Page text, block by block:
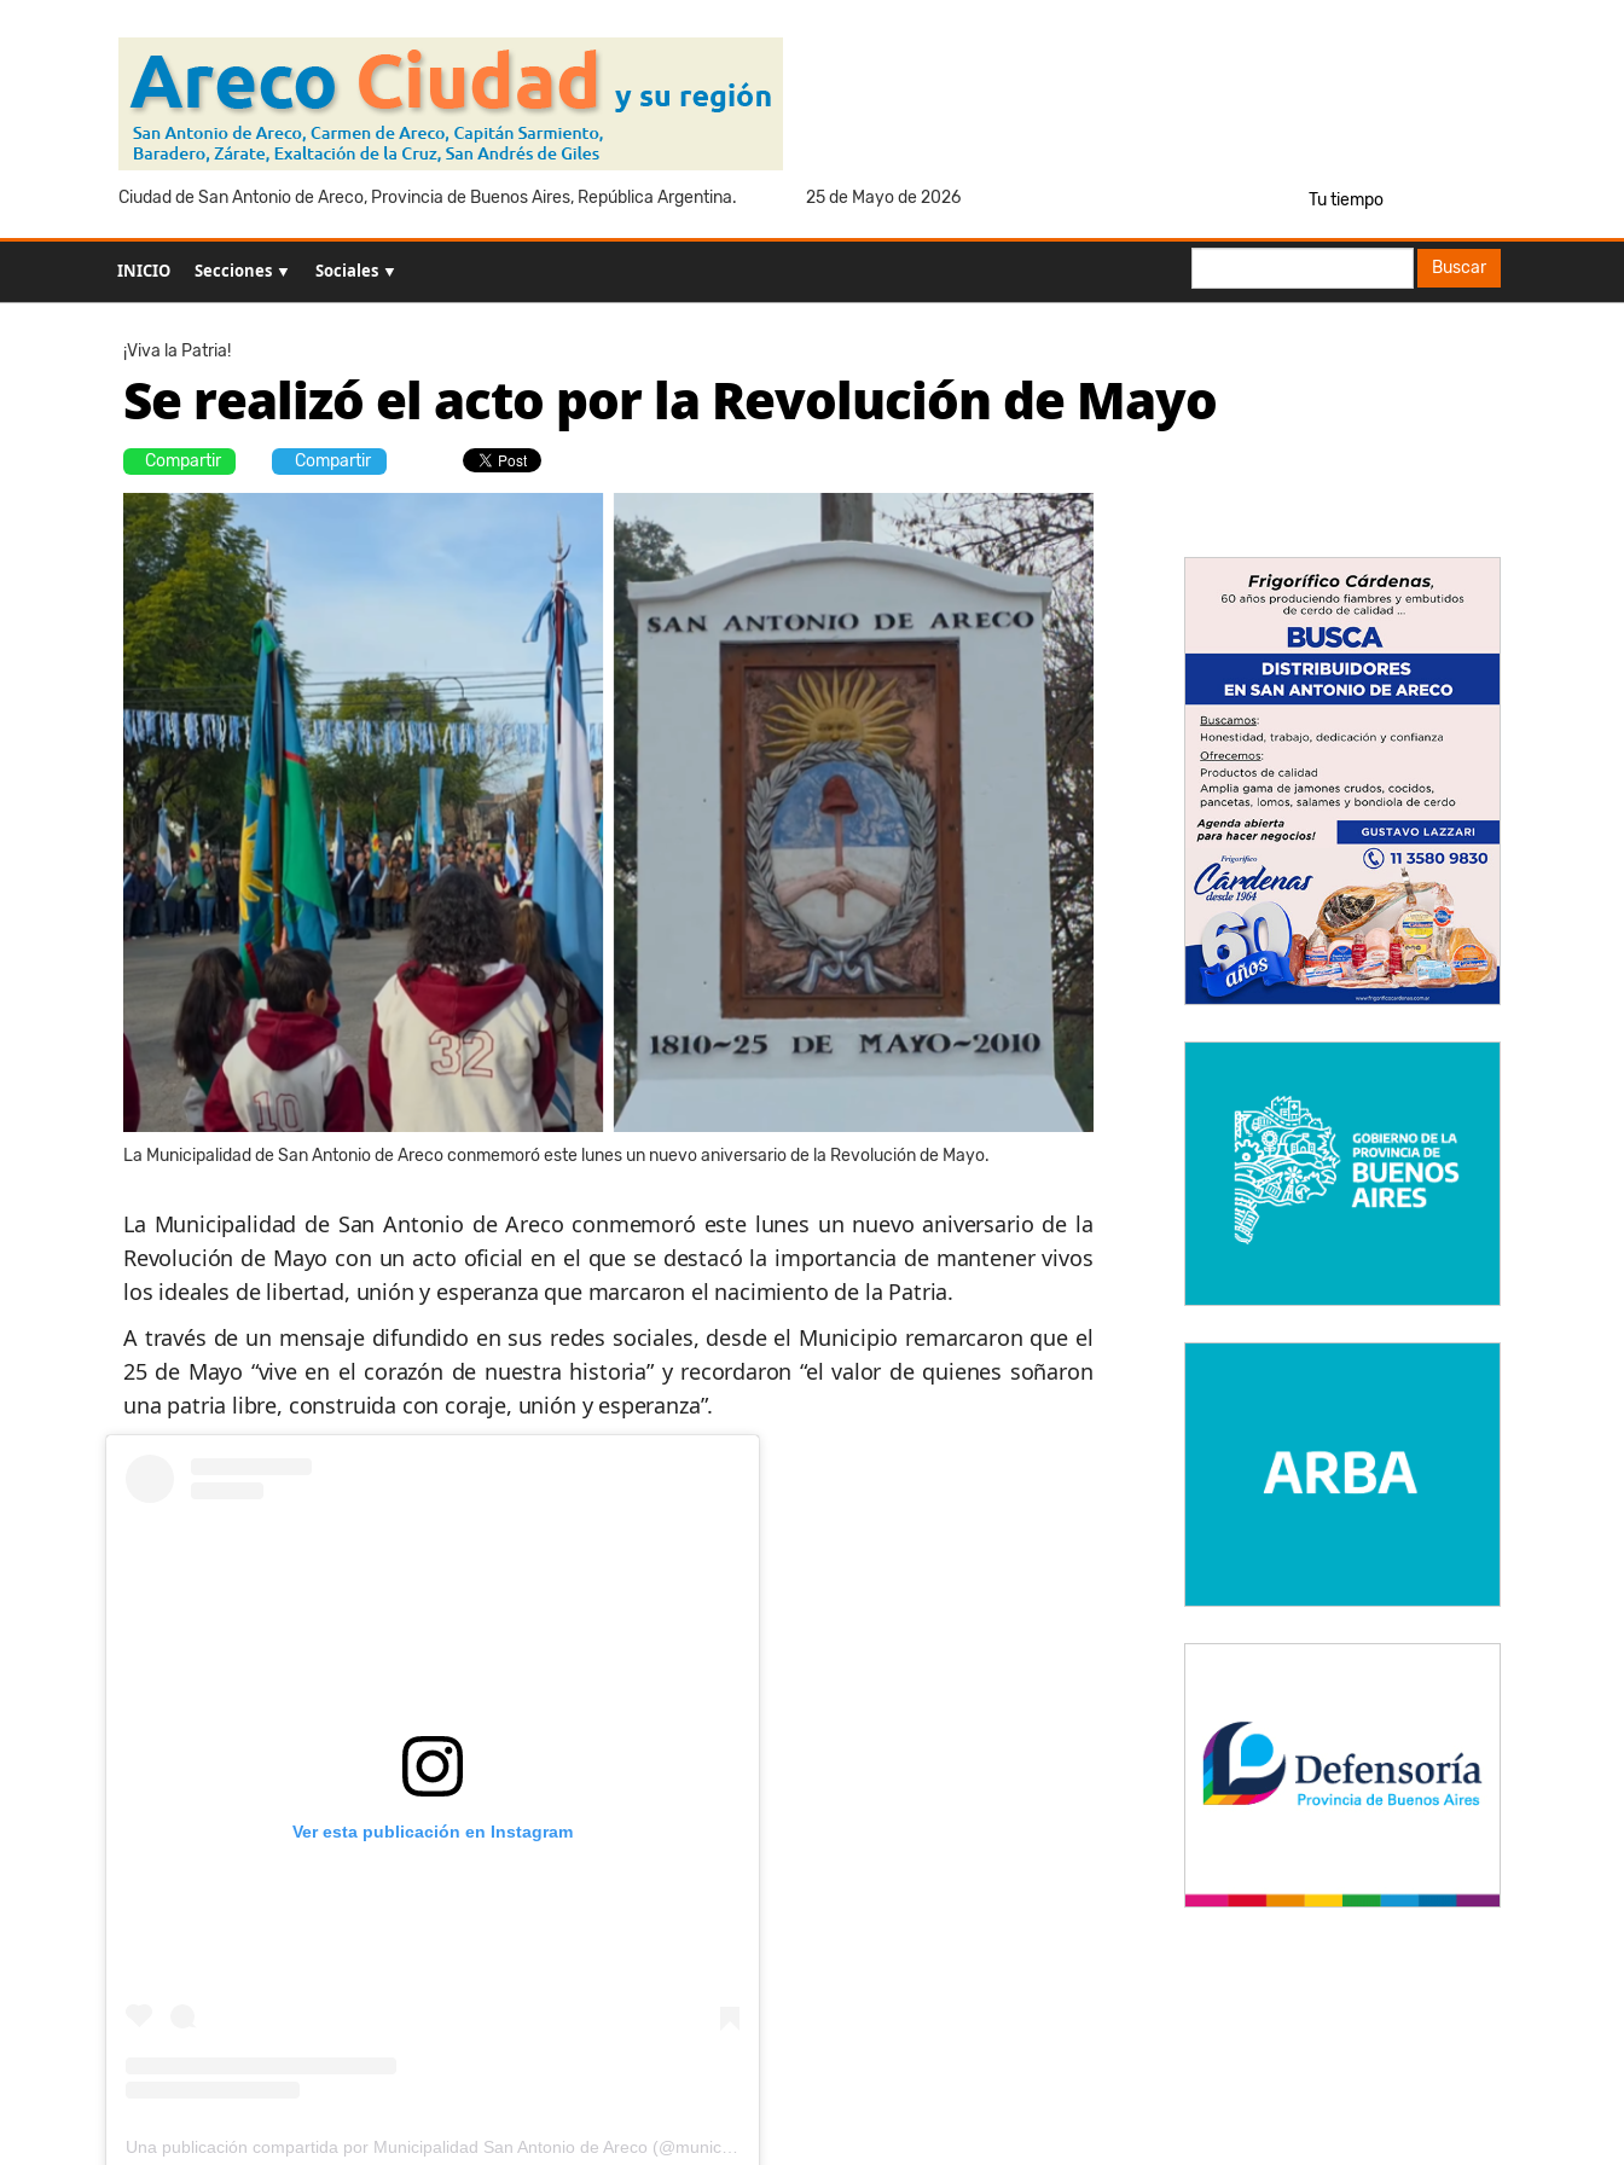
Ciudad de San Antonio de Areco, Provincia de Buenos Aires, República Argentina. 25 de Mayo de 2026 Tu tiempo
INICIO Secciones ▼ Sociales ▼ Buscar
¡Viva la Patria!
Se realizó el acto por la Revolución de Mayo
Compartir Compartir
La Municipalidad de San Antonio de Areco conmemoró este lunes un nuevo aniversario de la Revolución de Mayo.
La Municipalidad de San Antonio de Areco conmemoró este lunes un nuevo aniversario de la
Revolución de Mayo con un acto oficial en el que se destacó la importancia de mantener vivos
los ideales de libertad, unión y esperanza que marcaron el nacimiento de la Patria.
A través de un mensaje difundido en sus redes sociales, desde el Municipio remarcaron que el
25 de Mayo “vive en el corazón de nuestra historia” y recordaron “el valor de quienes soñaron
una patria libre, construida con coraje, unión y esperanza”.
Ver esta publicación en Instagram
Una publicación compartida por Municipalidad San Antonio de Areco (@municipioareco)